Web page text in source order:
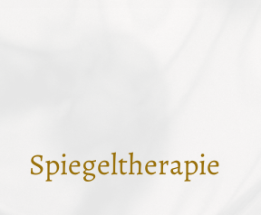
Spiegeltherapie